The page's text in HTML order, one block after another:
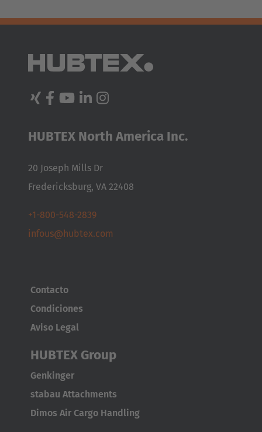
AMERICA
Português
United States
English
ASIA/PACIFIC
Japan
Japanese
Türkçe
HUBTEX North America Inc.
20 Joseph Mills Dr
Fredericksburg, VA 22408
+1-800-548-2839
infous@hubtex.com
Contacto
Condiciones
Aviso Legal
HUBTEX Group
Genkinger
stabau Attachments
Dimos Air Cargo Handling